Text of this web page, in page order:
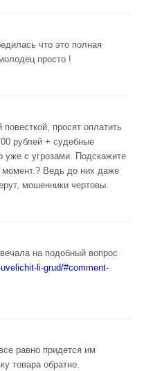
что это полная
просто !
просят оплатить
рублей + судебные
с угрозами. Подскажите
Ведь до них даже
мошенники чертовы.
на подобный вопрос
li-grud/#comment-
равно придется им
товара обратно.